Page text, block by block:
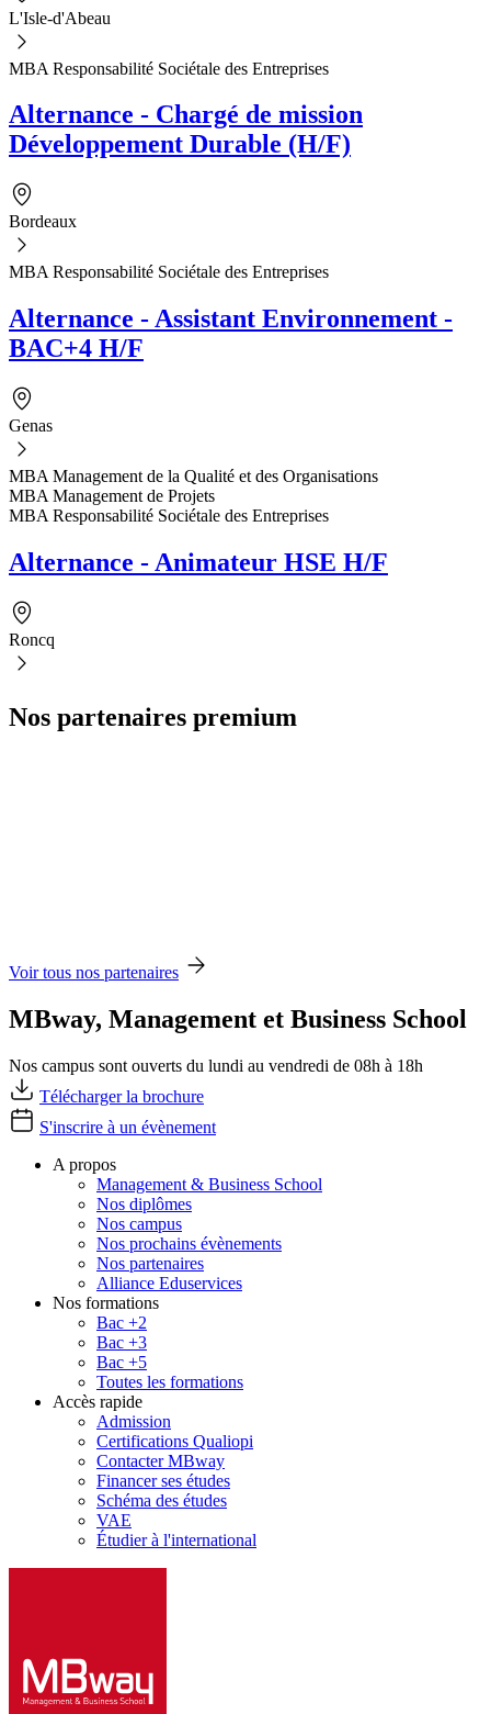
L'Isle-d'Abeau
MBA Responsabilité Sociétale des Entreprises
Alternance - Chargé de mission
Développement Durable (H/F)
Bordeaux
MBA Responsabilité Sociétale des Entreprises
Alternance - Assistant Environnement -
BAC+4 H/F
Genas
MBA Management de la Qualité et des Organisations
MBA Management de Projets
MBA Responsabilité Sociétale des Entreprises
Alternance - Animateur HSE H/F
Roncq
Nos partenaires premium
Voir tous nos partenaires
MBway, Management et Business School
Nos campus sont ouverts du lundi au vendredi de 08h à 18h
Télécharger la brochure
S'inscrire à un évènement
A propos
Management & Business School
Nos diplômes
Nos campus
Nos prochains évènements
Nos partenaires
Alliance Eduservices
Nos formations
Bac +2
Bac +3
Bac +5
Toutes les formations
Accès rapide
Admission
Certifications Qualiopi
Contacter MBway
Financer ses études
Schéma des études
VAE
Étudier à l'international